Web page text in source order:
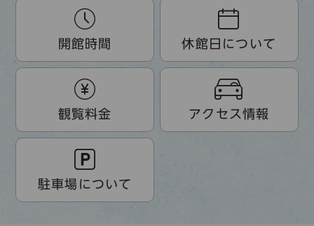
開館時間 休館日について
観覧料金 アクセス情報
駐車場について